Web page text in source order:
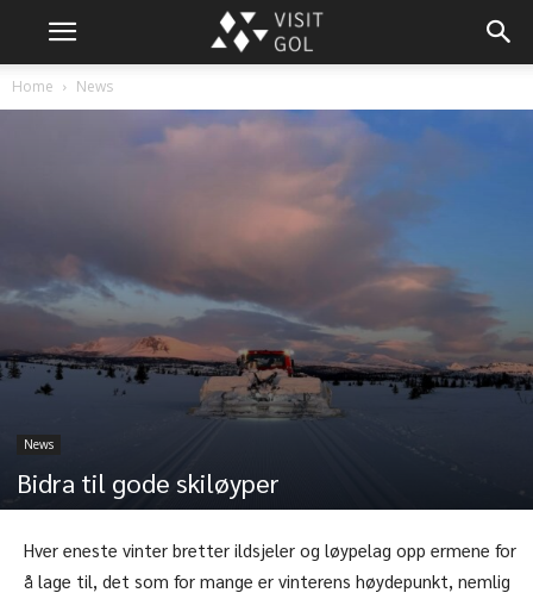
Home News
News
Bidra til gode skiløyper
Hver eneste vinter bretter ildsjeler og løypelag opp ermene for
å lage til, det som for mange er vinterens høydepunkt, nemlig